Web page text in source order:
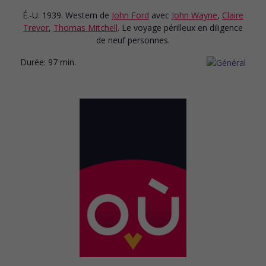
É.-U. 1939. Western de John Ford avec John Wayne, Claire
Trevor, Thomas Mitchell. Le voyage périlleux en diligence
de neuf personnes.
Durée: 97 min.